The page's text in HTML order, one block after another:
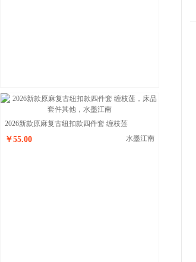
2026新款原麻复古纽扣款四件套 缠枝莲
￥55.00 水墨江南